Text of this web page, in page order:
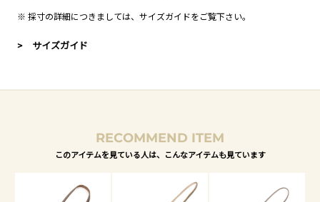
※ 採寸の詳細につきましては、 サイズガイドをご覧下さい。
> サイズガイド
RECOMMEND ITEM
このアイテムを見ている人は、こんなアイテムも見ています